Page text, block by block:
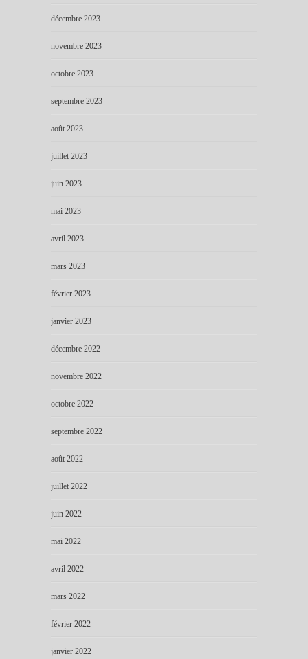
décembre 2023
novembre 2023
octobre 2023
septembre 2023
août 2023
juillet 2023
juin 2023
mai 2023
avril 2023
mars 2023
février 2023
janvier 2023
décembre 2022
novembre 2022
octobre 2022
septembre 2022
août 2022
juillet 2022
juin 2022
mai 2022
avril 2022
mars 2022
février 2022
janvier 2022